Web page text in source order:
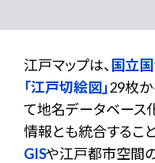
江戸マップは、 国立
「江戸切絵図」29枚
て地名データベース
情報とも統合すること
GISや江戸都市空間